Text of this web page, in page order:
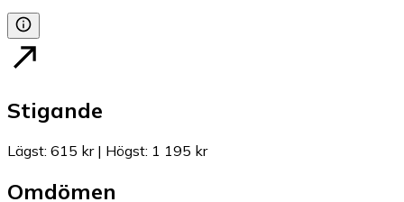
Stigande
Lägst: 615 kr| Högst: 1 195 kr
Omdömen